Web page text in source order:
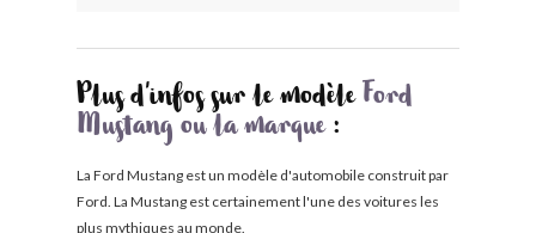
Plus d'infos sur le modèle Ford
Mustang ou la marque:
La Ford Mustang est un modèle d'automobile construit par
Ford. La Mustang est certainement l'une des voitures les
plus mythiques au monde.